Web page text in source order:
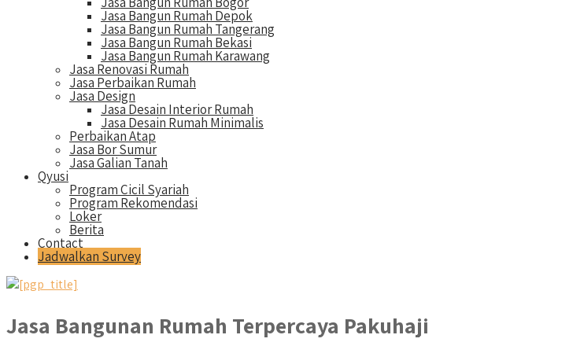
Jasa Bangun Rumah Depok
Jasa Bangun Rumah Tangerang
Jasa Bangun Rumah Bekasi
Jasa Bangun Rumah Karawang
Jasa Renovasi Rumah
Jasa Perbaikan Rumah
Jasa Design
Jasa Desain Interior Rumah
Jasa Desain Rumah Minimalis
Perbaikan Atap
Jasa Bor Sumur
Jasa Galian Tanah
Qyusi
Program Cicil Syariah
Program Rekomendasi
Loker
Berita
Contact
Jadwalkan Survey
Jasa Bangunan Rumah Terpercaya Pakuhaji